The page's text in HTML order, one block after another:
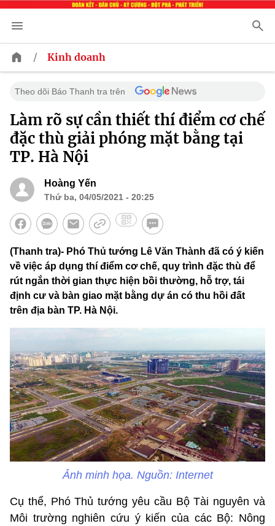
/ Kinh doanh
Theo dõi Báo Thanh tra trên
Làm rõ sự cần thiết thí điểm cơ chế
đặc thù giải phóng mặt bằng tại
TP. Hà Nội
Hoàng Yến
Thứ ba, 04/05/2021 - 20:25
(Thanh tra)- Phó Thủ tướng Lê Văn Thành đã có ý kiến
về việc áp dụng thí điểm cơ chế, quy trình đặc thù để
rút ngắn thời gian thực hiện bồi thường, hỗ trợ, tái
định cư và bàn giao mặt bằng dự án có thu hồi đất
trên địa bàn TP. Hà Nội.
Ảnh minh họa. Nguồn: Internet
Cụ thể, Phó Thủ tướng yêu cầu Bộ Tài nguyên và
Môi trường nghiên cứu ý kiến của các Bộ: Nông